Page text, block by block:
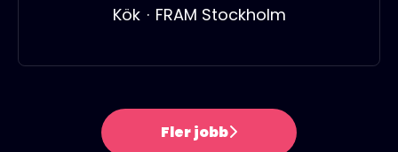
Kök · FRAM Stockholm
Fler jobb